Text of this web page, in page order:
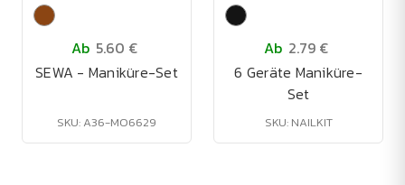
Ab 5.60 €
SEWA - Maniküre-Set
SKU: A36-MO6629
Ab 2.79 €
6 Geräte Maniküre-
Set
SKU: NAILKIT